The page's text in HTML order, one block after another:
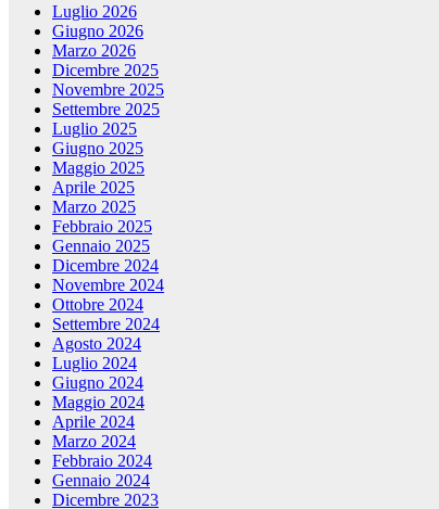
Luglio 2026
Giugno 2026
Marzo 2026
Dicembre 2025
Novembre 2025
Settembre 2025
Luglio 2025
Giugno 2025
Maggio 2025
Aprile 2025
Marzo 2025
Febbraio 2025
Gennaio 2025
Dicembre 2024
Novembre 2024
Ottobre 2024
Settembre 2024
Agosto 2024
Luglio 2024
Giugno 2024
Maggio 2024
Aprile 2024
Marzo 2024
Febbraio 2024
Gennaio 2024
Dicembre 2023